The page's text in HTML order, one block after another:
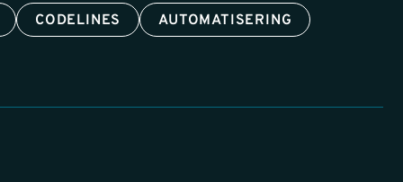
CODELINES AUTOMATISERING